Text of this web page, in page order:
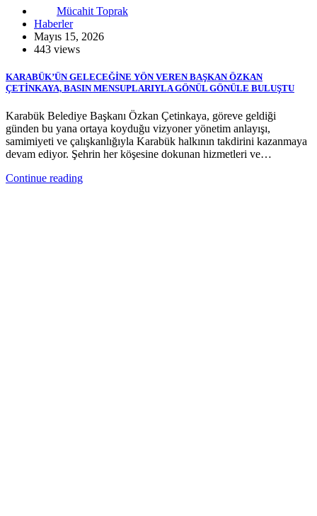
Mücahit Toprak
Haberler
Mayıs 15, 2026
443 views
KARABÜK’ÜN GELECEĞİNE YÖN VEREN BAŞKAN ÖZKAN
ÇETİNKAYA, BASIN MENSUPLARIYLA GÖNÜL GÖNÜLE BULUŞTU
Karabük Belediye Başkanı Özkan Çetinkaya, göreve geldiği
günden bu yana ortaya koyduğu vizyoner yönetim anlayışı,
samimiyeti ve çalışkanlığıyla Karabük halkının takdirini kazanmaya
devam ediyor. Şehrin her köşesine dokunan hizmetleri ve…
Continue reading